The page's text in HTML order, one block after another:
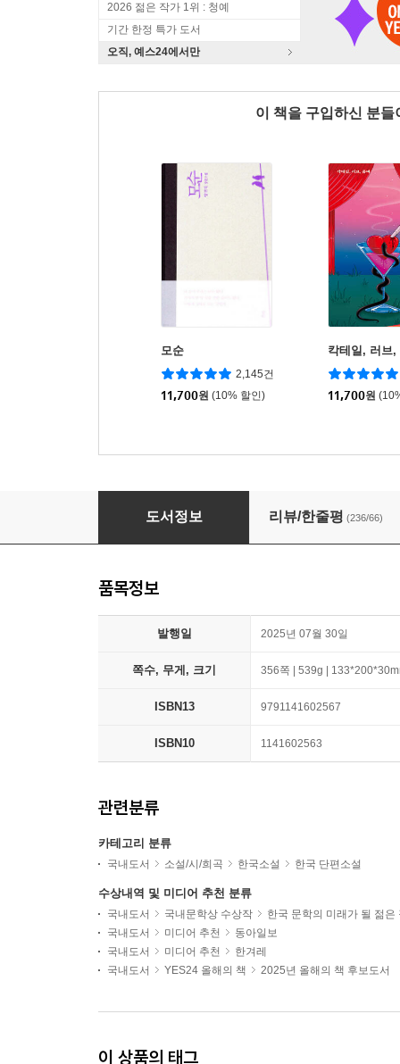
2026 젊은 작가 1위 : 청예
기간 한정 특가 도서
오직, 예스24에서만
이 책을 구입하신 분
모순
2,145건
11,700원 (10% 할인)
칵테일, 러브,
11,700원
치즈 이야기
도서정보 리뷰/한줄평 (236/66)
품목정보
발행일 2025년 07월 30일
쪽수, 무게, 크기 356쪽 | 539g |
ISBN13 9791141602567
ISBN10 1141602563
관련분류
카테고리 분류
국내도서 소설/시/희곡 한국소설 한국 단편소설
수상내역 및 미디어 추천 분류
국내도서 국내문학상 수상작
한국 문학의 미래가 될 젊은
국내도서
미디어 추천
동아일보
국내도서
미디어 추천
한겨레
국내도서
YES24 올해의 책 2025년 올해의 책 후보도서
이 상품의 태그